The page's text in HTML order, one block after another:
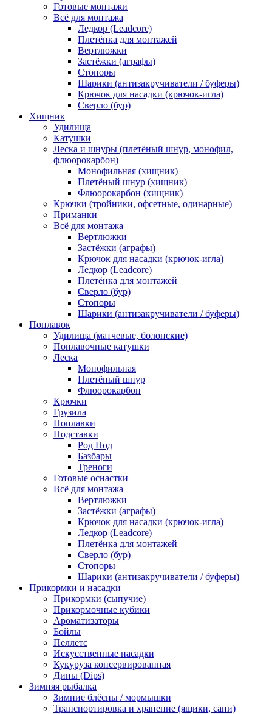
Готовые монтажи
Всё для монтажа
Ледкор (Leadcore)
Плетёнка для монтажей
Вертлюжки
Застёжки (аграфы)
Стопоры
Шарики (антизакручиватели / буферы)
Крючок для насадки (крючок-игла)
Сверло (бур)
Хищник
Удилища
Катушки
Леска и шнуры (плетёный шнур, монофил,
флюорокарбон)
Монофильная (хищник)
Плетёный шнур (хищник)
Флюорокарбон (хищник)
Крючки (тройники, офсетные, одинарные)
Приманки
Всё для монтажа
Вертлюжки
Застёжки (аграфы)
Крючок для насадки (крючок-игла)
Ледкор (Leadcore)
Плетёнка для монтажей
Сверло (бур)
Стопоры
Шарики (антизакручиватели / буферы)
Поплавок
Удилища (матчевые, болонские)
Поплавочные катушки
Леска
Монофильная
Плетёный шнур
Флюорокарбон
Крючки
Грузила
Поплавки
Подставки
Род Под
Базбары
Треноги
Готовые оснастки
Всё для монтажа
Вертлюжки
Застёжки (аграфы)
Крючок для насадки (крючок-игла)
Ледкор (Leadcore)
Плетёнка для монтажей
Сверло (бур)
Стопоры
Шарики (антизакручиватели / буферы)
Прикормки и насадки
Прикормки (сыпучие)
Прикормочные кубики
Ароматизаторы
Бойлы
Пеллетс
Искусственные насадки
Кукуруза консервированная
Дипы (Dips)
Зимняя рыбалка
Зимние блёсны / мормышки
Транспортировка и хранение (ящики, сани)